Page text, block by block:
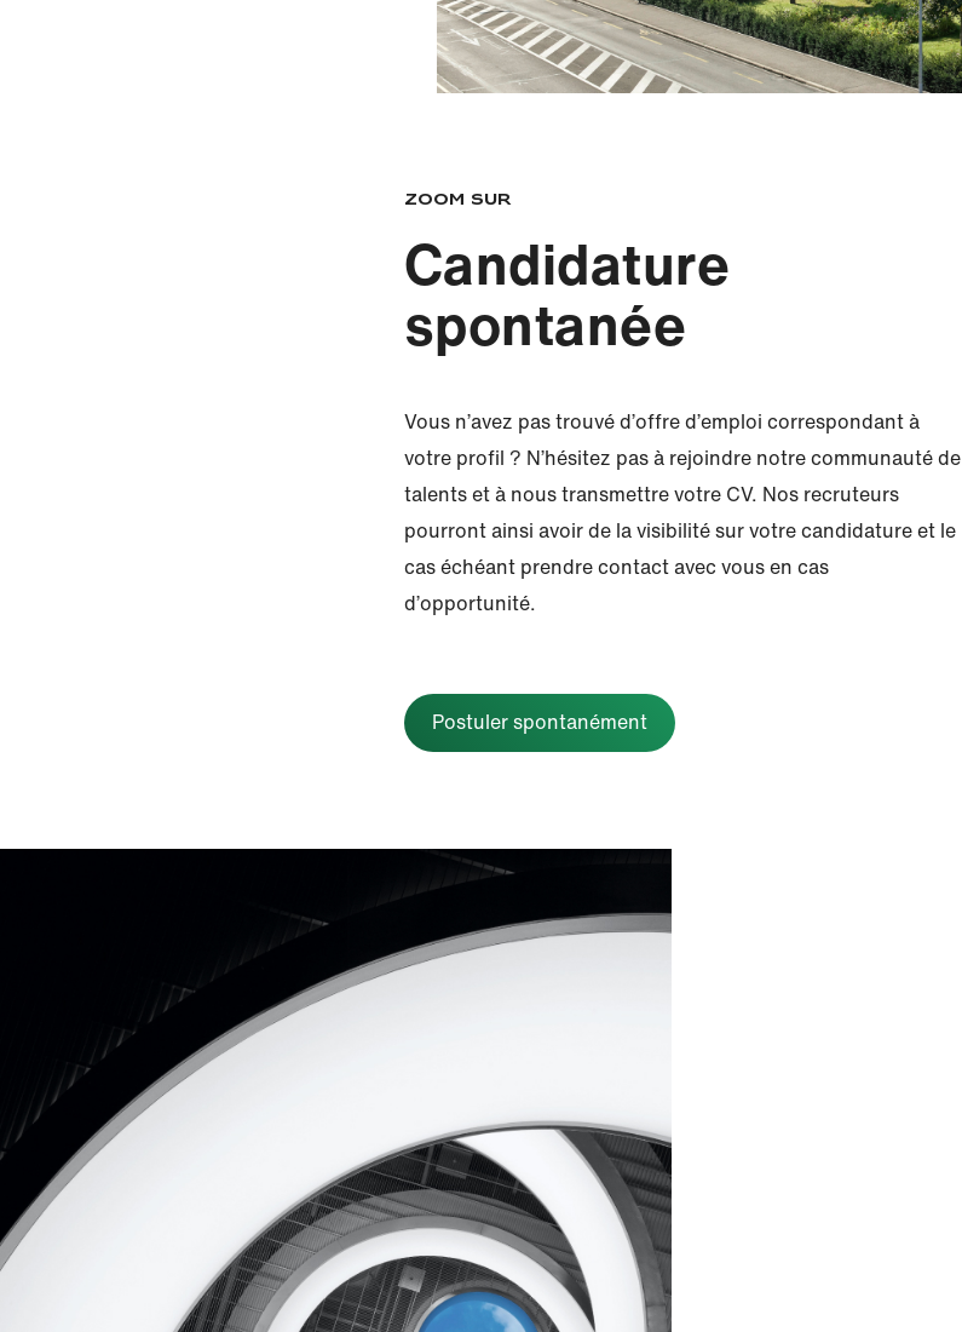
Zoom sur
Candidature
spontanée
Vous n’avez pas trouvé d’offre d’emploi correspondant à
votre profil ? N’hésitez pas à rejoindre notre communauté de
talents et à nous transmettre votre CV. Nos recruteurs
pourront ainsi avoir de la visibilité sur votre candidature et le
cas échéant prendre contact avec vous en cas
d’opportunité.
Postuler spontanément